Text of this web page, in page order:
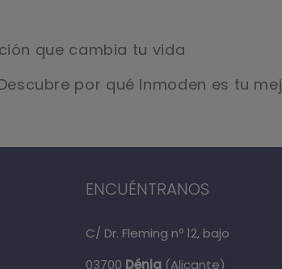
que cambia tu vida
por qué Inmoden es tu
ENCUÉNTRANOS
C/ Dr. Fleming nº 12, bajo
03700 Dénia (Alicante)